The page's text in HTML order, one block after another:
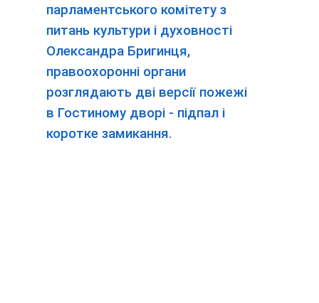
парламентського комітету з
питань культури і духовності
Олександра Бригинця,
правоохоронні органи
розглядають дві версії пожежі
в Гостиному дворі - підпал і
коротке замикання.